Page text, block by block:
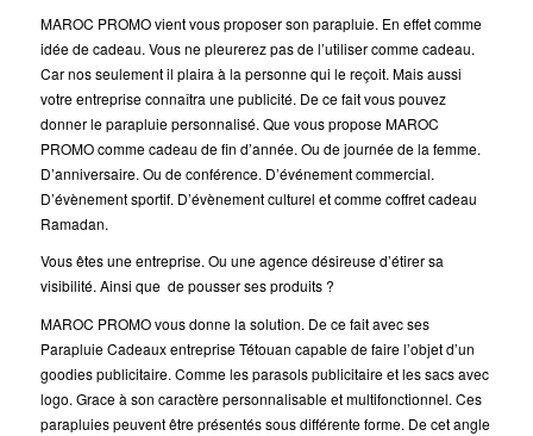
MAROC PROMO vient vous proposer son parapluie. En effet comme
idée de cadeau. Vous ne pleurerez pas de l’utiliser comme cadeau.
Car nos seulement il plaira à la personne qui le reçoit. Mais aussi
votre entreprise connaîtra une publicité. De ce fait vous pouvez
donner le parapluie personnalisé. Que vous propose MAROC
PROMO comme cadeau de fin d’année. Ou de journée de la femme.
D’anniversaire. Ou de conférence. D’événement commercial.
D’évènement sportif. D’évènement culturel et comme coffret cadeau
Ramadan.
Vous êtes une entreprise. Ou une agence désireuse d’étirer sa
visibilité. Ainsi que de pousser ses produits ?
MAROC PROMO vous donne la solution. De ce fait avec ses
Parapluie Cadeaux entreprise Tétouan capable de faire l’objet d’un
goodies publicitaire. Comme les parasols publicitaire et les sacs avec
logo. Grace à son caractère personnalisable et multifonctionnel. Ces
parapluies peuvent être présentés sous différente forme. De cet angle